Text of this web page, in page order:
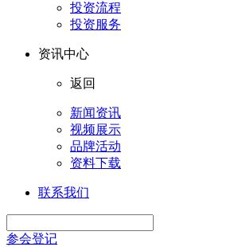
投资流程
投资服务
资讯中心
返回
新闻资讯
视频展示
品牌活动
资料下载
联系我们
参会登记